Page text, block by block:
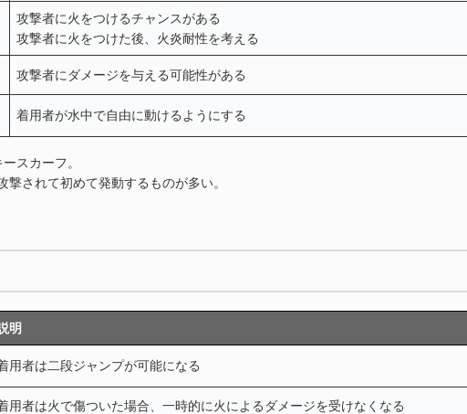
攻撃者に火をつけるチャンスがある
攻撃者に火をつけた後、火炎耐性を考える
攻撃者にダメージを与える可能性がある
着用者が水中で自由に動けるようにする
スカーフ。
されて初めて発動するものが多い。
明
用者は二段ジャンプが可能になる
用者は火で傷ついた場合、一時的に火によるダメージを受けなくなる